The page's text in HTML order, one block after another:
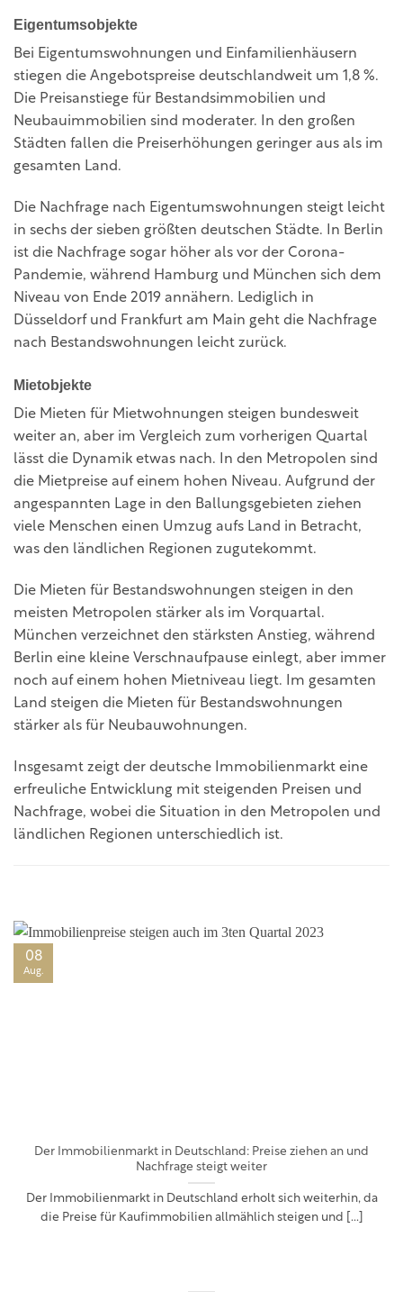
Eigentumsobjekte
Bei Eigentumswohnungen und Einfamilienhäusern
stiegen die Angebotspreise deutschlandweit um 1,8 %.
Die Preisanstiege für Bestandsimmobilien und
Neubauimmobilien sind moderater. In den großen
Städten fallen die Preiserhöhungen geringer aus als im
gesamten Land.
Die Nachfrage nach Eigentumswohnungen steigt leicht
in sechs der sieben größten deutschen Städte. In Berlin
ist die Nachfrage sogar höher als vor der Corona-
Pandemie, während Hamburg und München sich dem
Niveau von Ende 2019 annähern. Lediglich in
Düsseldorf und Frankfurt am Main geht die Nachfrage
nach Bestandswohnungen leicht zurück.
Mietobjekte
Die Mieten für Mietwohnungen steigen bundesweit
weiter an, aber im Vergleich zum vorherigen Quartal
lässt die Dynamik etwas nach. In den Metropolen sind
die Mietpreise auf einem hohen Niveau. Aufgrund der
angespannten Lage in den Ballungsgebieten ziehen
viele Menschen einen Umzug aufs Land in Betracht,
was den ländlichen Regionen zugutekommt.
Die Mieten für Bestandswohnungen steigen in den
meisten Metropolen stärker als im Vorquartal.
München verzeichnet den stärksten Anstieg, während
Berlin eine kleine Verschnaufpause einlegt, aber immer
noch auf einem hohen Mietniveau liegt. Im gesamten
Land steigen die Mieten für Bestandswohnungen
stärker als für Neubauwohnungen.
Insgesamt zeigt der deutsche Immobilienmarkt eine
erfreuliche Entwicklung mit steigenden Preisen und
Nachfrage, wobei die Situation in den Metropolen und
ländlichen Regionen unterschiedlich ist.
Der Immobilienmarkt in Deutschland: Preise ziehen an und
Nachfrage steigt weiter
Der Immobilienmarkt in Deutschland erholt sich weiterhin, da
die Preise für Kaufimmobilien allmählich steigen und [...]
08
Aug.